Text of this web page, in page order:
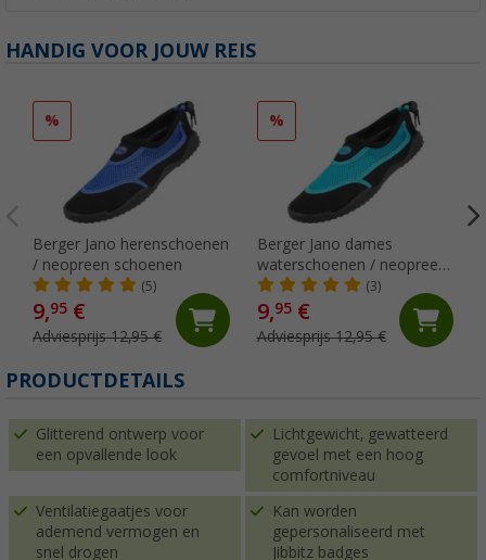
HANDIG VOOR JOUW REIS
%
Berger Jano herenschoenen
/ neopreen schoenen
(5)
9,95 €
Adviesprijs 12,95 €
%
Berger Jano dames
waterschoenen / neopreen
schoenen
(3)
9,95€
Adviesprijs 12,95 €
PRODUCTDETAILS
Glitterend ontwerp voor
een opvallende look
Lichtgewicht, gewatteerd
gevoel met een hoog
comfortniveau
Ventilatiegaatjes voor
ademend vermogen en
snel drogen
Kan worden
gepersonaliseerd met
Jibbitz badges